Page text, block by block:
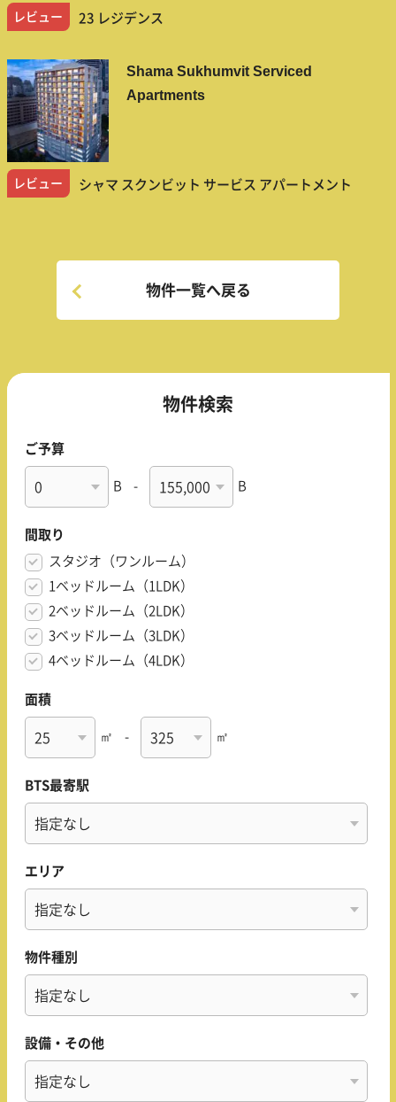
レビュー 23 レジデンス
Shama Sukhumvit Serviced
Apartments
レビュー シャマ スクンビット サービス アパートメント
物件一覧へ戻る
物件検索
ご予算
B - B
間取り
スタジオ（ワンルーム）
1ベッドルーム（1LDK）
2ベッドルーム（2LDK）
3ベッドルーム（3LDK）
4ベッドルーム（4LDK）
面積
㎡ - ㎡
BTS最寄駅
エリア
物件種別
設備・その他